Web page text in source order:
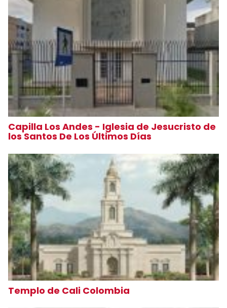
Capilla Los Andes - Iglesia de Jesucristo de
los Santos De Los Últimos Días
Templo de Cali Colombia